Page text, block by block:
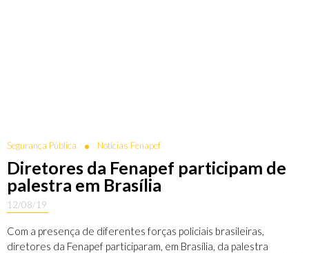
Segurança Pública Notícias Fenapef
Diretores da Fenapef participam de
palestra em Brasília
12/08/19
Com a presença de diferentes forças policiais brasileiras,
diretores da Fenapef participaram, em Brasília, da palestra